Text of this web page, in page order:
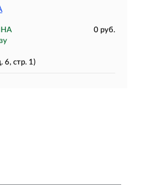
0 руб.
стр. 1)